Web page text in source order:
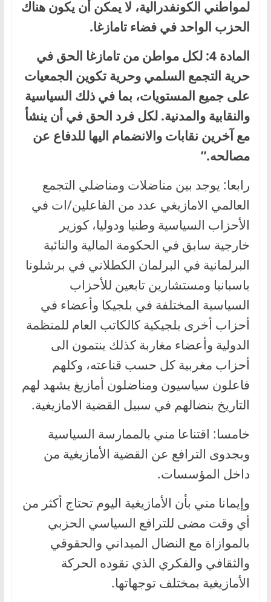
لمواطني الكونفدرالية، لا يمكن أن يكون هناك
الحزب الواحد في فضاء تامازغا.
المادة 4: لكل مواطن من تامازغا الحق في
حرية التجمع السلمي وحرية تكوين الجمعيات
على جميع المستويات، بما في ذلك السياسية
والنقابية والمدنية. لكل فرد الحق في أن ينشأ
مع آخرين نقابات والانضمام اليها للدفاع عن
مصالحه.”
رابعا: يوجد بين مناضلات ومناضلي التجمع
العالمي الامازيغي عدد من الفاعلين/ات في
الأحزاب السياسية وطنيا ودوليا، كوزير
خارجية سابق في الحكومة المالية والنائبة
البرلمانية في البرلمان الكطلاني في برشلونا
باسبانيا ومستشارين تابعين للأحزاب
السياسية المختلفة في بلجيكا وأعضاء في
أحزاب أخرى بلجيكية كالكاتب العام للمنظمة
الدولية وأعضاء مغاربة كذلك ينتمون الى
أحزاب مغربية كل حسب قناعته، وكلهم
فاعلون سياسيون ومناضلون أمازيغ يشهد لهم
التاريخ بنضالهم في سبيل القضية الامازيغية.
خامسا: اقتناعا مني بالممارسة السياسية
وبجدوى الترافع عن القضية الأمازيغية من
داخل المؤسسات.
وإيمانا مني بأن الأمازيغية اليوم تحتاج أكثر من
أي وقت مضى للترافع السياسي الحزبي
بالموازاة مع النضال الميداني والحقوقي
والثقافي والفكري الذي تقوده الحركة
الأمازيغية بمختلف توجهاتها.